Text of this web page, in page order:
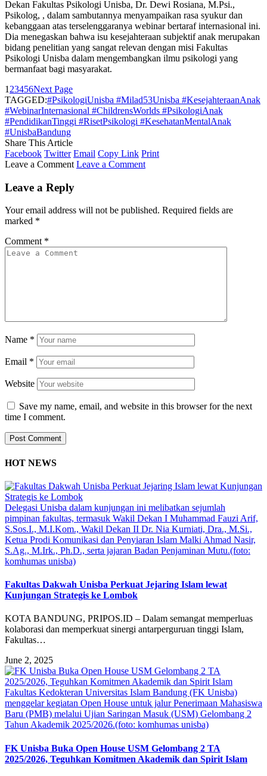
Dekan Fakultas Psikologi Unisba, Dr. Dewi Rosiana, M.Psi.,
Psikolog, , dalam sambutannya menyampaikan rasa syukur dan
kebanggaan atas terselenggaranya webinar bertaraf internasional ini.
Dia menegaskan bahwa isu kesejahteraan subjektif anak merupakan
bidang penelitian yang sangat relevan dengan misi Fakultas
Psikologi Unisba dalam mengembangkan ilmu psikologi yang
bermanfaat bagi masyarakat.
1 23456Next Page
TAGGED:#PsikologiUnisba #Milad53Unisba #KesejahteraanAnak
#WebinarInternasional #ChildrensWorlds #PsikologiAnak
#PendidikanTinggi #RisetPsikologi #KesehatanMentalAnak
#UnisbaBandung
Share This Article
Facebook Twitter Email Copy Link Print
Leave a Comment Leave a Comment
Leave a Reply
Your email address will not be published. Required fields are
marked *
Comment *
Name *
Email *
Website
Save my name, email, and website in this browser for the next
time I comment.
HOT NEWS
Delegasi Unisba dalam kunjungan ini melibatkan sejumlah
pimpinan fakultas, termasuk Wakil Dekan I Muhammad Fauzi Arif,
S.Sos.I., M.I.Kom., Wakil Dekan II Dr. Nia Kurniati, Dra., M.Si.,
Ketua Prodi Komunikasi dan Penyiaran Islam Malki Ahmad Nasir,
S.Ag., M.Irk., Ph.D., serta jajaran Badan Penjaminan Mutu.(foto:
komhumas unisba)
Fakultas Dakwah Unisba Perkuat Jejaring Islam lewat
Kunjungan Strategis ke Lombok
KOTA BANDUNG, PRIPOS.ID – Dalam semangat memperluas
kolaborasi dan memperkuat sinergi antarperguruan tinggi Islam,
Fakultas…
June 2, 2025
Fakultas Kedokteran Universitas Islam Bandung (FK Unisba)
menggelar kegiatan Open House untuk jalur Penerimaan Mahasiswa
Baru (PMB) melalui Ujian Saringan Masuk (USM) Gelombang 2
Tahun Akademik 2025/2026.(foto: komhumas unisba)
FK Unisba Buka Open House USM Gelombang 2 TA
2025/2026, Teguhkan Komitmen Akademik dan Spirit Islam